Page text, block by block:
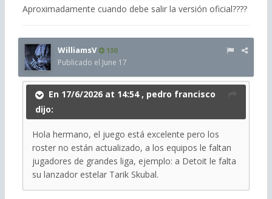
Aproximadamente cuando debe salir la versión oficial????
WilliamsV 130
Publicado el June 17
En 17/6/2026 at 14:54 , pedro francisco
dijo:
Hola hermano, el juego está excelente pero los
roster no están actualizado, a los equipos le faltan
jugadores de grandes liga, ejemplo: a Detoit le falta
su lanzador estelar Tarik Skubal.